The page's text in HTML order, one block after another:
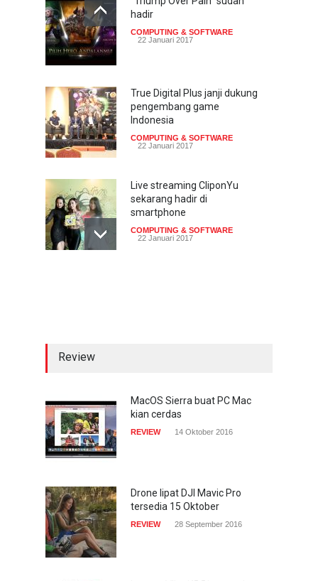
hadir
COMPUTING & SOFTWARE
22 Januari 2017
True Digital Plus janji dukung
pengembang game
Indonesia
COMPUTING & SOFTWARE
22 Januari 2017
Live streaming CliponYu
sekarang hadir di
smartphone
COMPUTING & SOFTWARE
22 Januari 2017
gencar
COMPUTING & SOFTWARE
miliar dolar
INTERNET 22 Februari 2017
Review
MacOS Sierra buat PC Mac
kian cerdas
REVIEW 14 Oktober 2016
Drone lipat DJI Mavic Pro
tersedia 15 Oktober
REVIEW 28 September 2016